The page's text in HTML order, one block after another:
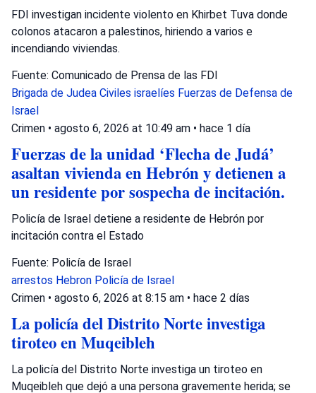
FDI investigan incidente violento en Khirbet Tuva donde
colonos atacaron a palestinos, hiriendo a varios e
incendiando viviendas.
Fuente: Comunicado de Prensa de las FDI
Brigada de Judea Civiles israelíes Fuerzas de Defensa de
Israel
Crimen • agosto 6, 2026 at 10:49 am • hace 1 día
Fuerzas de la unidad ‘Flecha de Judá’
asaltan vivienda en Hebrón y detienen a
un residente por sospecha de incitación.
Policía de Israel detiene a residente de Hebrón por
incitación contra el Estado
Fuente: Policía de Israel
arrestos Hebron Policía de Israel
Crimen • agosto 6, 2026 at 8:15 am • hace 2 días
La policía del Distrito Norte investiga
tiroteo en Muqeibleh
La policía del Distrito Norte investiga un tiroteo en
Muqeibleh que dejó a una persona gravemente herida; se